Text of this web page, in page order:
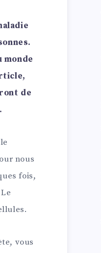
monde
de
nous
fois,
vous